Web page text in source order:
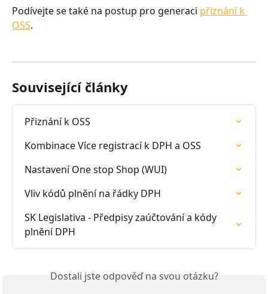
Podívejte se také na postup pro generaci přiznání k
OSS.
Související články
Přiznání k OSS
Kombinace Více registrací k DPH a OSS
Nastavení One stop Shop (WUI)
Vliv kódů plnění na řádky DPH
SK Legislativa - Předpisy zaúčtování a kódy
plnění DPH
Dostali jste odpověď na svou otázku?